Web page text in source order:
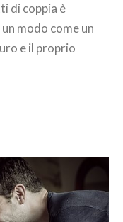
di coppia è
modo come un
e il proprio